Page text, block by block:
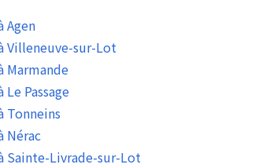
Agen
Villeneuve-sur-Lot
Marmande
Le Passage
Tonneins
Nérac
Sainte-Livrade-sur-Lot